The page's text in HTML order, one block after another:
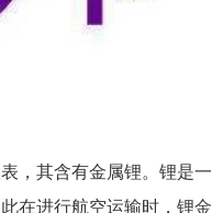
其含有金属锂。锂是
在进行航空运输时，